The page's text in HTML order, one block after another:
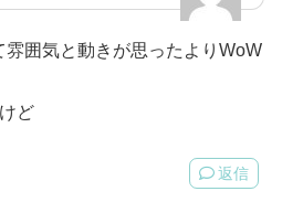
囲気と動きが思ったよりWoW
ど
返信